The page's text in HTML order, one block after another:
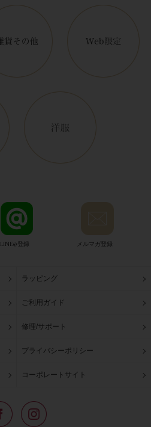
LINE@登録 メルマガ登録
ラッピング
ご利用ガイド
修理/サポート
プライバシーポリシー
コーポレートサイト